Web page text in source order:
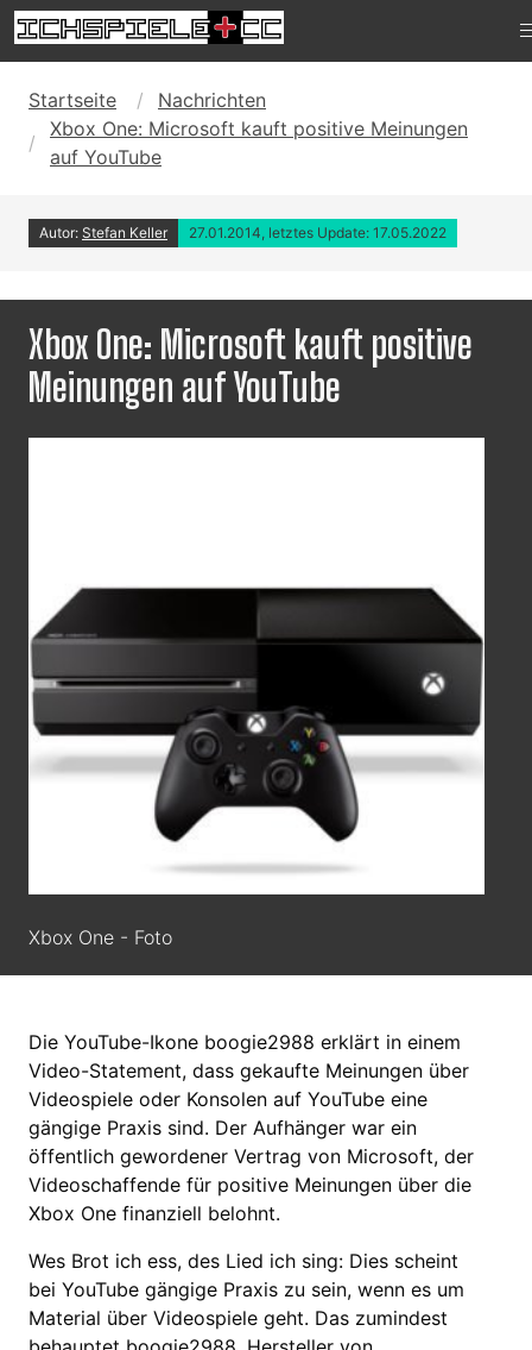
Startseite
Nachrichten
Xbox One: Microsoft kauft positive Meinungen
auf YouTube
Autor: Stefan Keller 27.01.2014, letztes Update: 17.05.2022
Xbox One: Microsoft kauft positive
Meinungen auf YouTube
Xbox One - Foto
Die YouTube-Ikone boogie2988 erklärt in einem
Video-Statement, dass gekaufte Meinungen über
Videospiele oder Konsolen auf YouTube eine
gängige Praxis sind. Der Aufhänger war ein
öffentlich gewordener Vertrag von Microsoft, der
Videoschaffende für positive Meinungen über die
Xbox One finanziell belohnt.
Wes Brot ich ess, des Lied ich sing: Dies scheint
bei YouTube gängige Praxis zu sein, wenn es um
Material über Videospiele geht. Das zumindest